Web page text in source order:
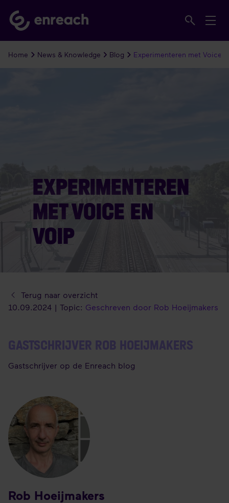
Home News & Knowledge Blog Experimenteren met Voice
EXPERIMENTEREN
MET VOICE EN
VOIP
Terug naar overzicht
10.09.2024 | Topic: Geschreven door Rob Hoeijmakers
GASTSCHRIJVER ROB HOEIJMAKERS
Gastschrijver op de Enreach blog
Rob Hoeijmakers